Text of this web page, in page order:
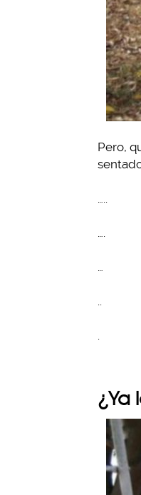
Pero,
…..
….
…
..
.
¿Ya